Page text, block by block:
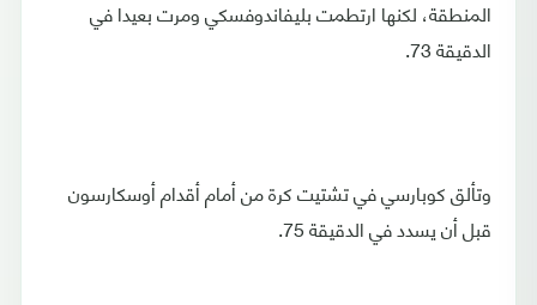
المنطقة، لكنها ارتطمت بليفاندوفسكي ومرت بعيدا في
الدقيقة 73.
وتألق كوبارسي في تشتيت كرة من أمام أقدام أوسكارسون
قبل أن يسدد في الدقيقة 75.